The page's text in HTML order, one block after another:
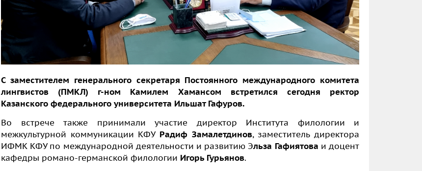
С заместителем генерального секретаря Постоянного международного комитета
лингвистов (ПМКЛ) г-ном Камилем Хамансом встретился сегодня ректор
Казанского федерального университета Ильшат Гафуров.
Во встрече также принимали участие директор Института филологии и
межкультурной коммуникации КФУ Радиф Замалетдинов, заместитель директора
ИФМК КФУ по международной деятельности и развитию Эльза Гафиятова и доцент
кафедры романо-германской филологии Игорь Гурьянов.